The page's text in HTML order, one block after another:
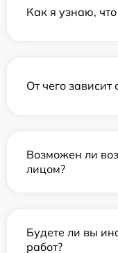
Как я узнаю, что
От чего зависит
Возможен ли
лицом?
Будете ли вы
работ?